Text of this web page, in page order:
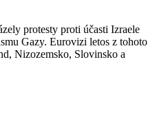
protesty proti účasti Izraele
Gazy. Eurovizi letos z tohoto
Nizozemsko, Slovinsko a